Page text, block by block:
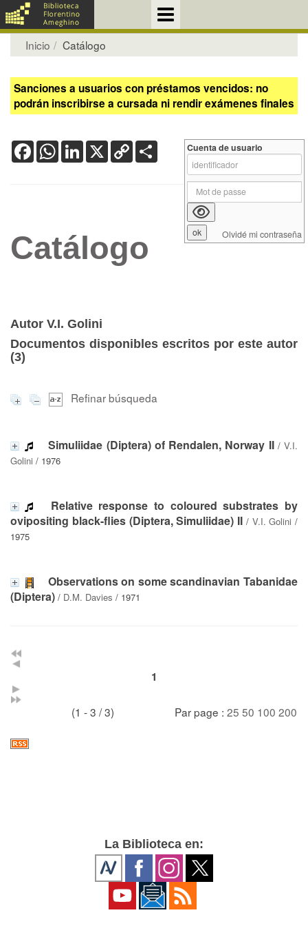
Inicio Catálogo
Sanciones a usuarios con préstamos vencidos: no
podrán inscribirse a cursada ni rendir exámenes finales
FacebookWhatsApp
LinkedIn
X Copy
Link
Catálogo
Autor V.I. Golini
Documentos disponibles escritos por este autor
(3)
Refinar búsqueda
Simuliidae (Diptera) of Rendalen, Norway II/ V.I.
Golini / 1976
Relative response to coloured substrates by
ovipositing black-flies (Diptera, Simuliidae) II / V.I. Golini /
1975
Observations on some scandinavian Tabanidae
(Diptera) / D.M. Davies / 1971
1
(1 - 3 / 3) Par page : 25 50 100 200
Cuenta de usuario
Olvidé mi contraseña
La Biblioteca en: